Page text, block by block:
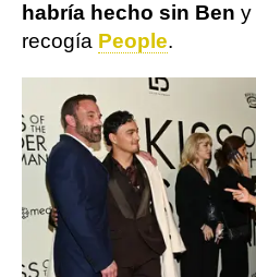
habría hecho sin Ben y
recogía People.